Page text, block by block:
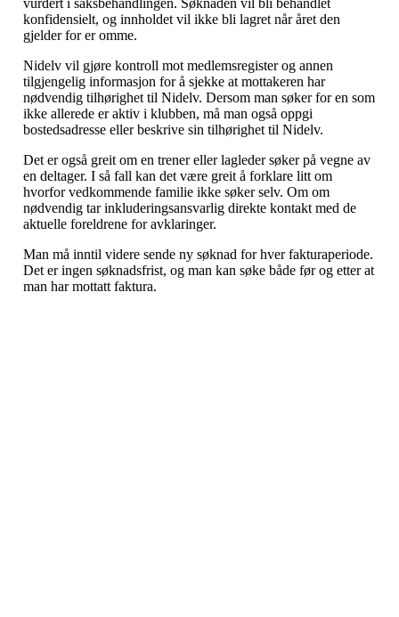
konfidensielt, og innholdet vil ikke bli lagret når året den
gjelder for er omme.
Nidelv vil gjøre kontroll mot medlemsregister og annen
tilgjengelig informasjon for å sjekke at mottakeren har
nødvendig tilhørighet til Nidelv. Dersom man søker for en som
ikke allerede er aktiv i klubben, må man også oppgi
bostedsadresse eller beskrive sin tilhørighet til Nidelv.
Det er også greit om en trener eller lagleder søker på vegne av
en deltager. I så fall kan det være greit å forklare litt om
hvorfor vedkommende familie ikke søker selv. Om om
nødvendig tar inkluderingsansvarlig direkte kontakt med de
aktuelle foreldrene for avklaringer.
Man må inntil videre sende ny søknad for hver fakturaperiode.
Det er ingen søknadsfrist, og man kan søke både før og etter at
man har mottatt faktura.